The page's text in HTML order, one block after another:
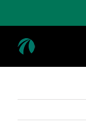
contenuto